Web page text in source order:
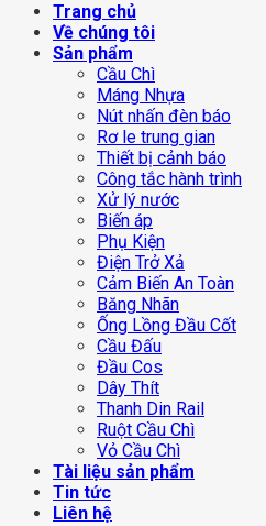
Trang chủ
Về chúng tôi
Sản phẩm
Cầu Chì
Máng Nhựa
Nút nhấn đèn báo
Rơ le trung gian
Thiết bị cảnh báo
Công tắc hành trình
Xử lý nước
Biến áp
Phụ Kiện
Điện Trở Xả
Cảm Biến An Toàn
Băng Nhãn
Ống Lồng Đầu Cốt
Cầu Đấu
Đầu Cos
Dây Thít
Thanh Din Rail
Ruột Cầu Chì
Vỏ Cầu Chì
Tài liệu sản phẩm
Tin tức
Liên hệ